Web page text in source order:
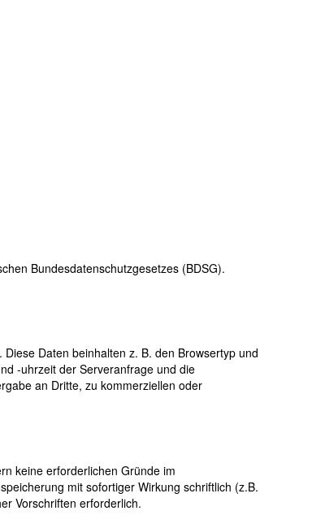
Bundesdatenschutzgesetzes (BDSG).
Daten beinhalten z. B. den Browsertyp und
-uhrzeit der Serveranfrage und die
an Dritte, zu kommerziellen oder
keine erforderlichen Gründe im
mit sofortiger Wirkung schriftlich (z.B.
Vorschriften erforderlich.